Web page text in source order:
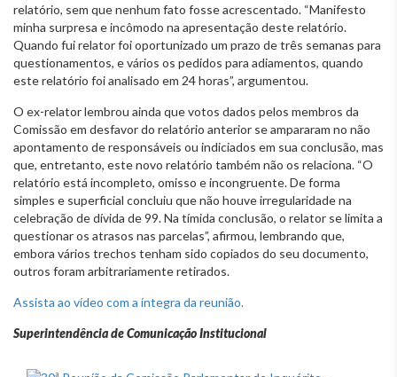
relatório, sem que nenhum fato fosse acrescentado. “Manifesto
minha surpresa e incômodo na apresentação deste relatório.
Quando fui relator foi oportunizado um prazo de três semanas para
questionamentos, e vários os pedidos para adiamentos, quando
este relatório foi analisado em 24 horas”, argumentou.
O ex-relator lembrou ainda que votos dados pelos membros da
Comissão em desfavor do relatório anterior se ampararam no não
apontamento de responsáveis ou indiciados em sua conclusão, mas
que, entretanto, este novo relatório também não os relaciona. “O
relatório está incompleto, omisso e incongruente. De forma
simples e superficial concluiu que não houve irregularidade na
celebração de dívida de 99. Na tímida conclusão, o relator se limita a
questionar os atrasos nas parcelas”, afirmou, lembrando que,
embora vários trechos tenham sido copiados do seu documento,
outros foram arbitrariamente retirados.
Assista ao vídeo com a íntegra da reunião.
Superintendência de Comunicação Institucional